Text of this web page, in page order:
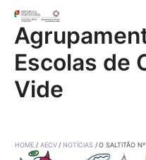
content
Escolas de
Vide
HOME AECV NOTÍCIAS O SALTITÃO